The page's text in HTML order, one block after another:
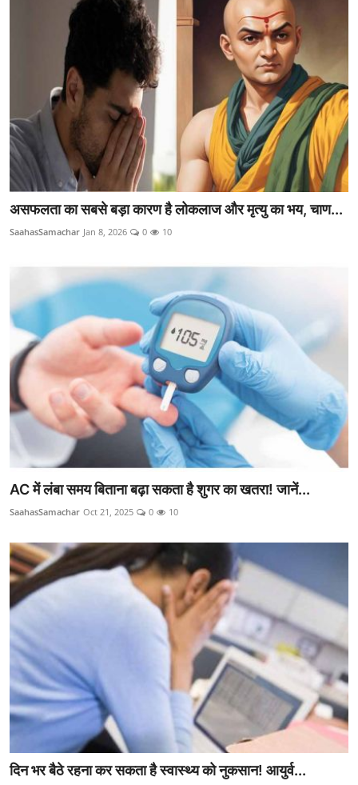
असफलता का सबसे बड़ा कारण है लोकलाज और मृत्यु का भय, चाण...
SaahasSamachar Jan 8, 2026 0 10
AC में लंबा समय बिताना बढ़ा सकता है शुगर का खतरा! जानें...
SaahasSamachar Oct 21, 2025 0 10
दिन भर बैठे रहना कर सकता है स्वास्थ्य को नुकसान! आयुर्व...